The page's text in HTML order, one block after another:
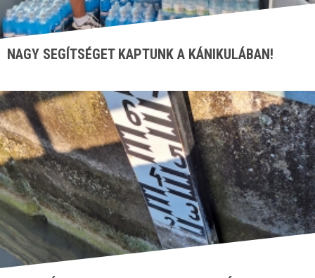
NAGY SEGÍTSÉGET KAPTUNK A KÁNIKULÁBAN!